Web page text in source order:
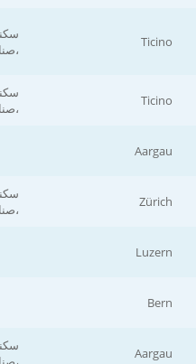
Ticino
Ticino
Aargau
Zürich
Luzern
Bern
Aargau